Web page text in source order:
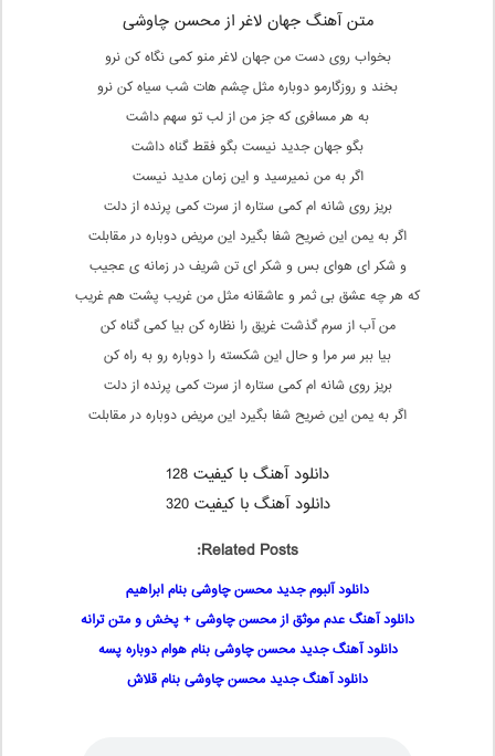
متن آهنگ جهان لاغر از محسن چاوشی
بخواب روی دست من جهان لاغر منو کمی نگاه کن نرو
بخند و روزگارمو دوباره مثل چشم هات شب سیاه کن نرو
به هر مسافری که جز من از لب تو سهم داشت
بگو جهان جدید نیست بگو فقط گناه داشت
اگر به من نمیرسید و این زمان مدید نیست
بریز روی شانه ام کمی ستاره از سرت کمی پرنده از دلت
اگر به یمن این ضریح شفا بگیرد این مریض دوباره در مقابلت
و شکر ای هوای بس و شکر ای تن شریف در زمانه ی عجیب
که هر چه عشق بی ثمر و عاشقانه مثل من غریب پشت هم غریب
من آب از سرم گذشت غریق را نظاره کن بیا کمی گناه کن
بیا ببر سر مرا و حال این شکسته را دوباره رو به راه کن
بریز روی شانه ام کمی ستاره از سرت کمی پرنده از دلت
اگر به یمن این ضریح شفا بگیرد این مریض دوباره در مقابلت
دانلود آهنگ با کیفیت 128
دانلود آهنگ با کیفیت 320
Related Posts:
دانلود آلبوم جدید محسن چاوشی بنام ابراهیم
دانلود آهنگ عدم موثق از محسن چاوشی + پخش و متن ترانه
دانلود آهنگ جدید محسن چاوشی بنام هوام دوباره پسه
دانلود آهنگ جدید محسن چاوشی بنام قلاش